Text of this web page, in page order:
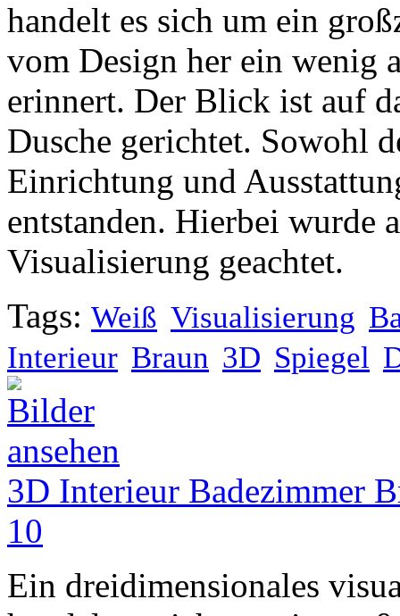
handelt es sich um ein
vom Design her ein wenig
erinnert. Der Blick ist auf
Dusche gerichtet. Sowohl
Einrichtung und
entstanden. Hierbei wurde
Visualisierung geachtet.
Tags: Weiß Visualisierung
Interieur Braun 3D Spiegel
3D Interieur Badezimmer
10
Ein dreidimensionales